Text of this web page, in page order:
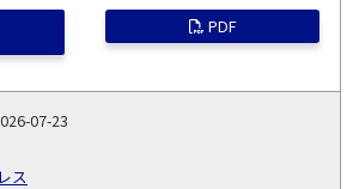
PDF
07-23
ス